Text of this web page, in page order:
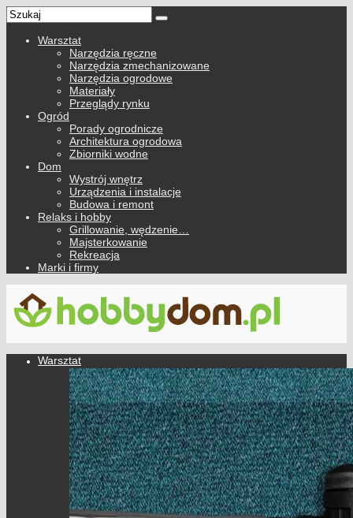
Warsztat
Narzędzia ręczne
Narzędzia zmechanizowane
Narzędzia ogrodowe
Materiały
Przeglądy rynku
Ogród
Porady ogrodnicze
Architektura ogrodowa
Zbiorniki wodne
Dom
Wystrój wnętrz
Urządzenia i instalacje
Budowa i remont
Relaks i hobby
Grillowanie, wędzenie…
Majsterkowanie
Rekreacja
Marki i firmy
Warsztat